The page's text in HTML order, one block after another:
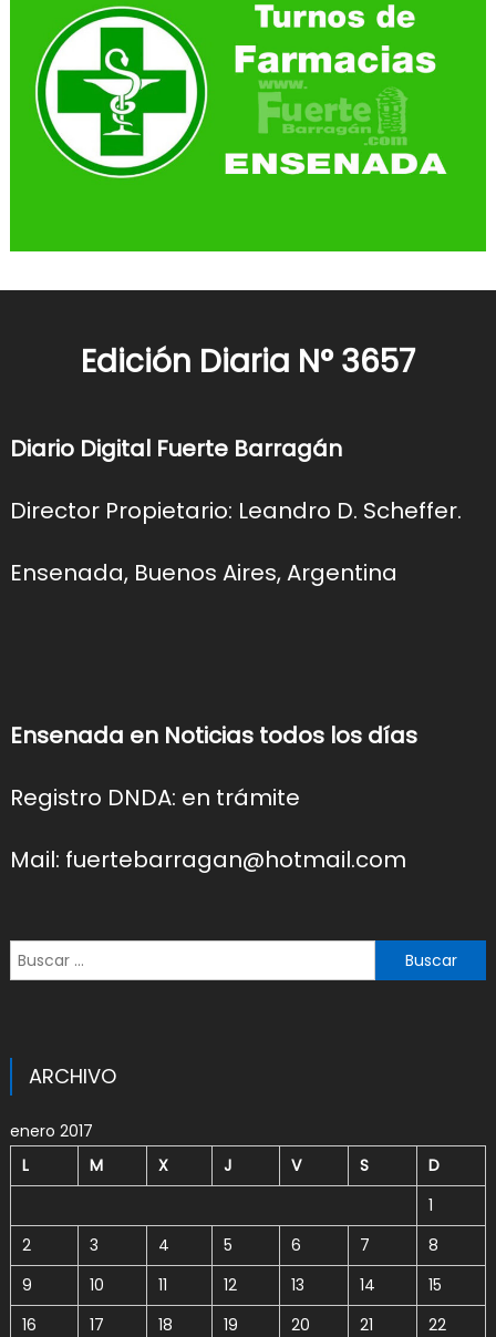
Edición Diaria N° 3657
Diario Digital Fuerte Barragán
Director Propietario: Leandro D. Scheffer.
Ensenada, Buenos Aires, Argentina
Ensenada en Noticias todos los días
Registro DNDA: en trámite
Mail: fuertebarragan@hotmail.com
Buscar:
ARCHIVO
enero 2017
L
M X J V S
D
1
2
3 4 5 6 7
8
9
10 11 12 13 14
15
16
17 18 19 20 21 22